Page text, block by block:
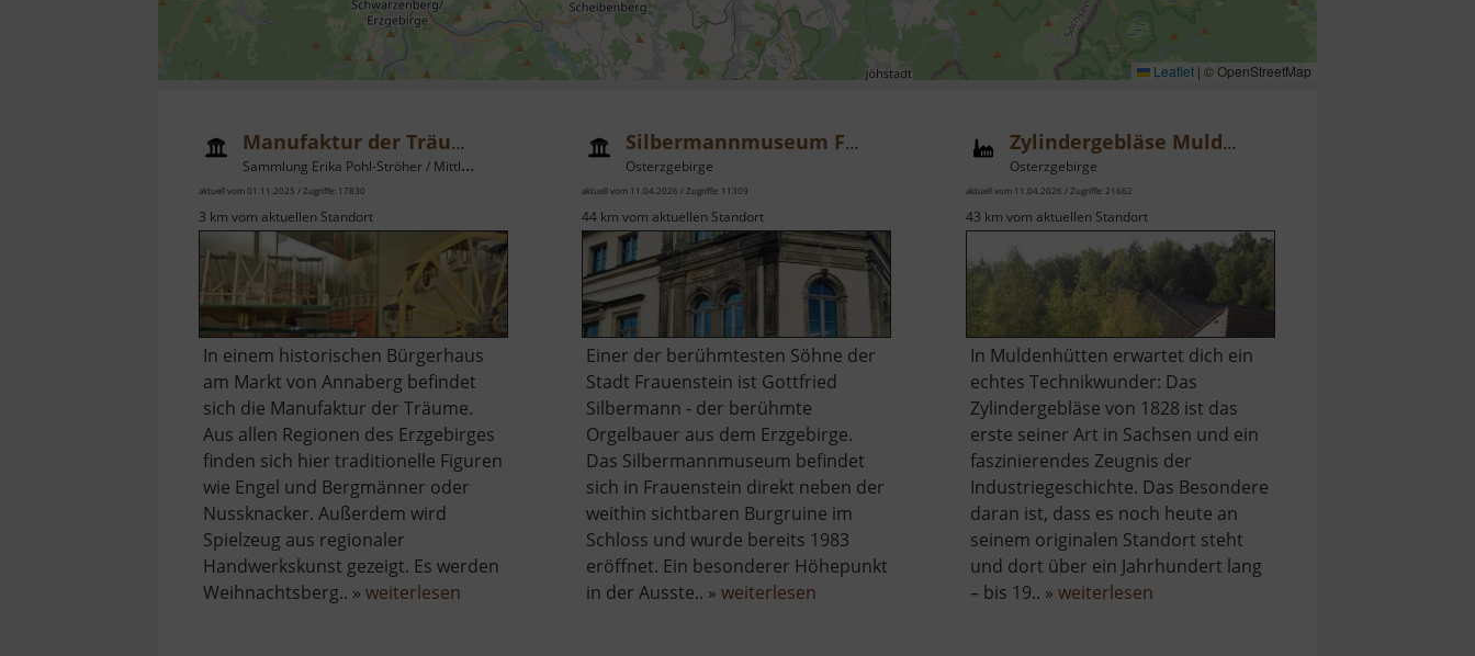
Leaflet | © OpenStreetMap
Manufaktur der Träume
Sammlung Erika Pohl-Ströher / Mittleres Erzgebirge
aktuell vom 01.11.2025 / Zugriffe: 17830
3 km vom aktuellen Standort
In einem historischen Bürgerhaus
am Markt von Annaberg befindet
sich die Manufaktur der Träume.
Aus allen Regionen des Erzgebirges
finden sich hier traditionelle Figuren
wie Engel und Bergmänner oder
Nussknacker. Außerdem wird
Spielzeug aus regionaler
Handwerkskunst gezeigt. Es werden
Weihnachtsberg.. » weiterlesen
Silbermannmuseum Frauenstein
Osterzgebirge
aktuell vom 11.04.2026 / Zugriffe: 11309
44 km vom aktuellen Standort
Einer der berühmtesten Söhne der
Stadt Frauenstein ist Gottfried
Silbermann - der berühmte
Orgelbauer aus dem Erzgebirge.
Das Silbermannmuseum befindet
sich in Frauenstein direkt neben der
weithin sichtbaren Burgruine im
Schloss und wurde bereits 1983
eröffnet. Ein besonderer Höhepunkt
in der Ausste.. »weiterlesen
Zylindergebläse Muldenhütten
Osterzgebirge
aktuell vom 11.04.2026 / Zugriffe: 21662
43 km vom aktuellen Standort
In Muldenhütten erwartet dich ein
echtes Technikwunder: Das
Zylindergebläse von 1828 ist das
erste seiner Art in Sachsen und ein
faszinierendes Zeugnis der
Industriegeschichte. Das Besondere
daran ist, dass es noch heute an
seinem originalen Standort steht
und dort über ein Jahrhundert lang
– bis 19.. » weiterlesenüber